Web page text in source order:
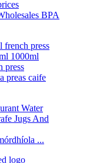
BPA
preas caife
...